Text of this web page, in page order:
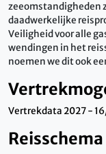
zeeomstandigheden
daadwerkelijke
Veiligheid voor alle
wendingen in het
noemen we dit ook
Vertrekdata 2027 -
Reisschema